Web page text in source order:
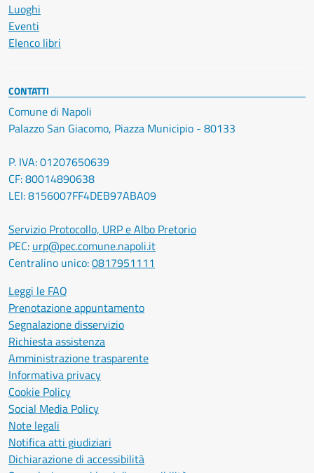
Luoghi
Eventi
Elenco libri
CONTATTI
Comune di Napoli
Palazzo San Giacomo, Piazza Municipio - 80133
P. IVA: 01207650639
CF: 80014890638
LEI: 8156007FF4DEB97ABA09
Servizio Protocollo, URP e Albo Pretorio
PEC: urp@pec.comune.napoli.it
Centralino unico:0817951111
Leggi le FAQ
Prenotazione appuntamento
Segnalazione disservizio
Richiesta assistenza
Amministrazione trasparente
Informativa privacy
Cookie Policy
Social Media Policy
Note legali
Notifica atti giudiziari
Dichiarazione di accessibilità